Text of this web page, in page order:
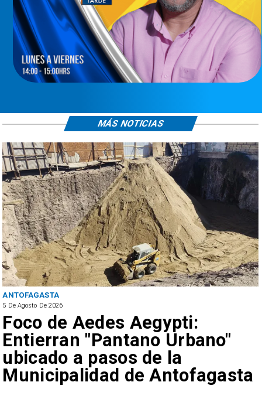
ANTOFAGASTA
5 De Agosto De 2026
Foco de Aedes Aegypti:
Entierran "Pantano Urbano"
ubicado a pasos de la
Municipalidad de Antofagasta
MÁS NOTICIAS